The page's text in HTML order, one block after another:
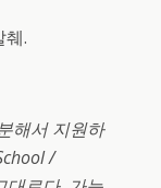
췌.
해서 지원하
/